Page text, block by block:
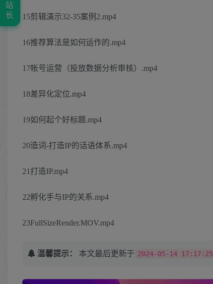
15剪辑演示32-35案例2.mp4
16推荐算法是如何运作的.mp4
17帐号运营（投放数据分析审核）.mp4
18差异化定位.mp4
19如何起个好标题.mp4
20造词-打造IP的话语体系.mp4
21打造IP.mp4
22孵化手与IP的关系.mp4
23FullSizeRender.MOV.mp4
温馨提示： 本文最后更新于 2024-05-14 17:17:25
站
长